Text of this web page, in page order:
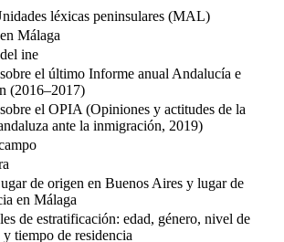
léxicas peninsulares (MAL)
Málaga
ine
el último Informe anual Andalucía e
(2016–2017)
el OPIA (Opiniones y actitudes de la
ante la inmigración, 2019)
de origen en Buenos Aires y lugar de
en Málaga
de estratificación: edad, género, nivel de
tiempo de residencia